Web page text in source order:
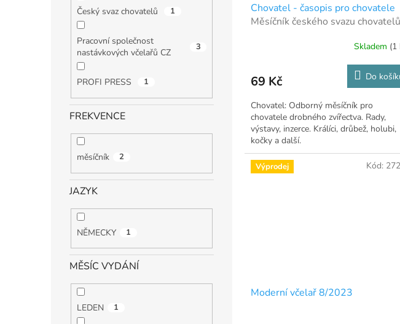
Český svaz chovatelů 1
Pracovní společnost
nastávkových včelařů CZ
3
PROFI PRESS 1
FREKVENCE
měsíčník 2
JAZYK
NĚMECKY 1
MĚSÍC VYDÁNÍ
LEDEN 1
Chovatel - časopis pro chovatele
Měsíčník českého svazu chovatelů
Skladem (1
69 Kč Do
Chovatel: Odborný měsíčník pro
chovatele drobného zvířectva. Rady,
výstavy, inzerce. Králíci, drůbež, holubi,
kočky a další.
Výprodej
Moderní včelař 8/2023
Kód: